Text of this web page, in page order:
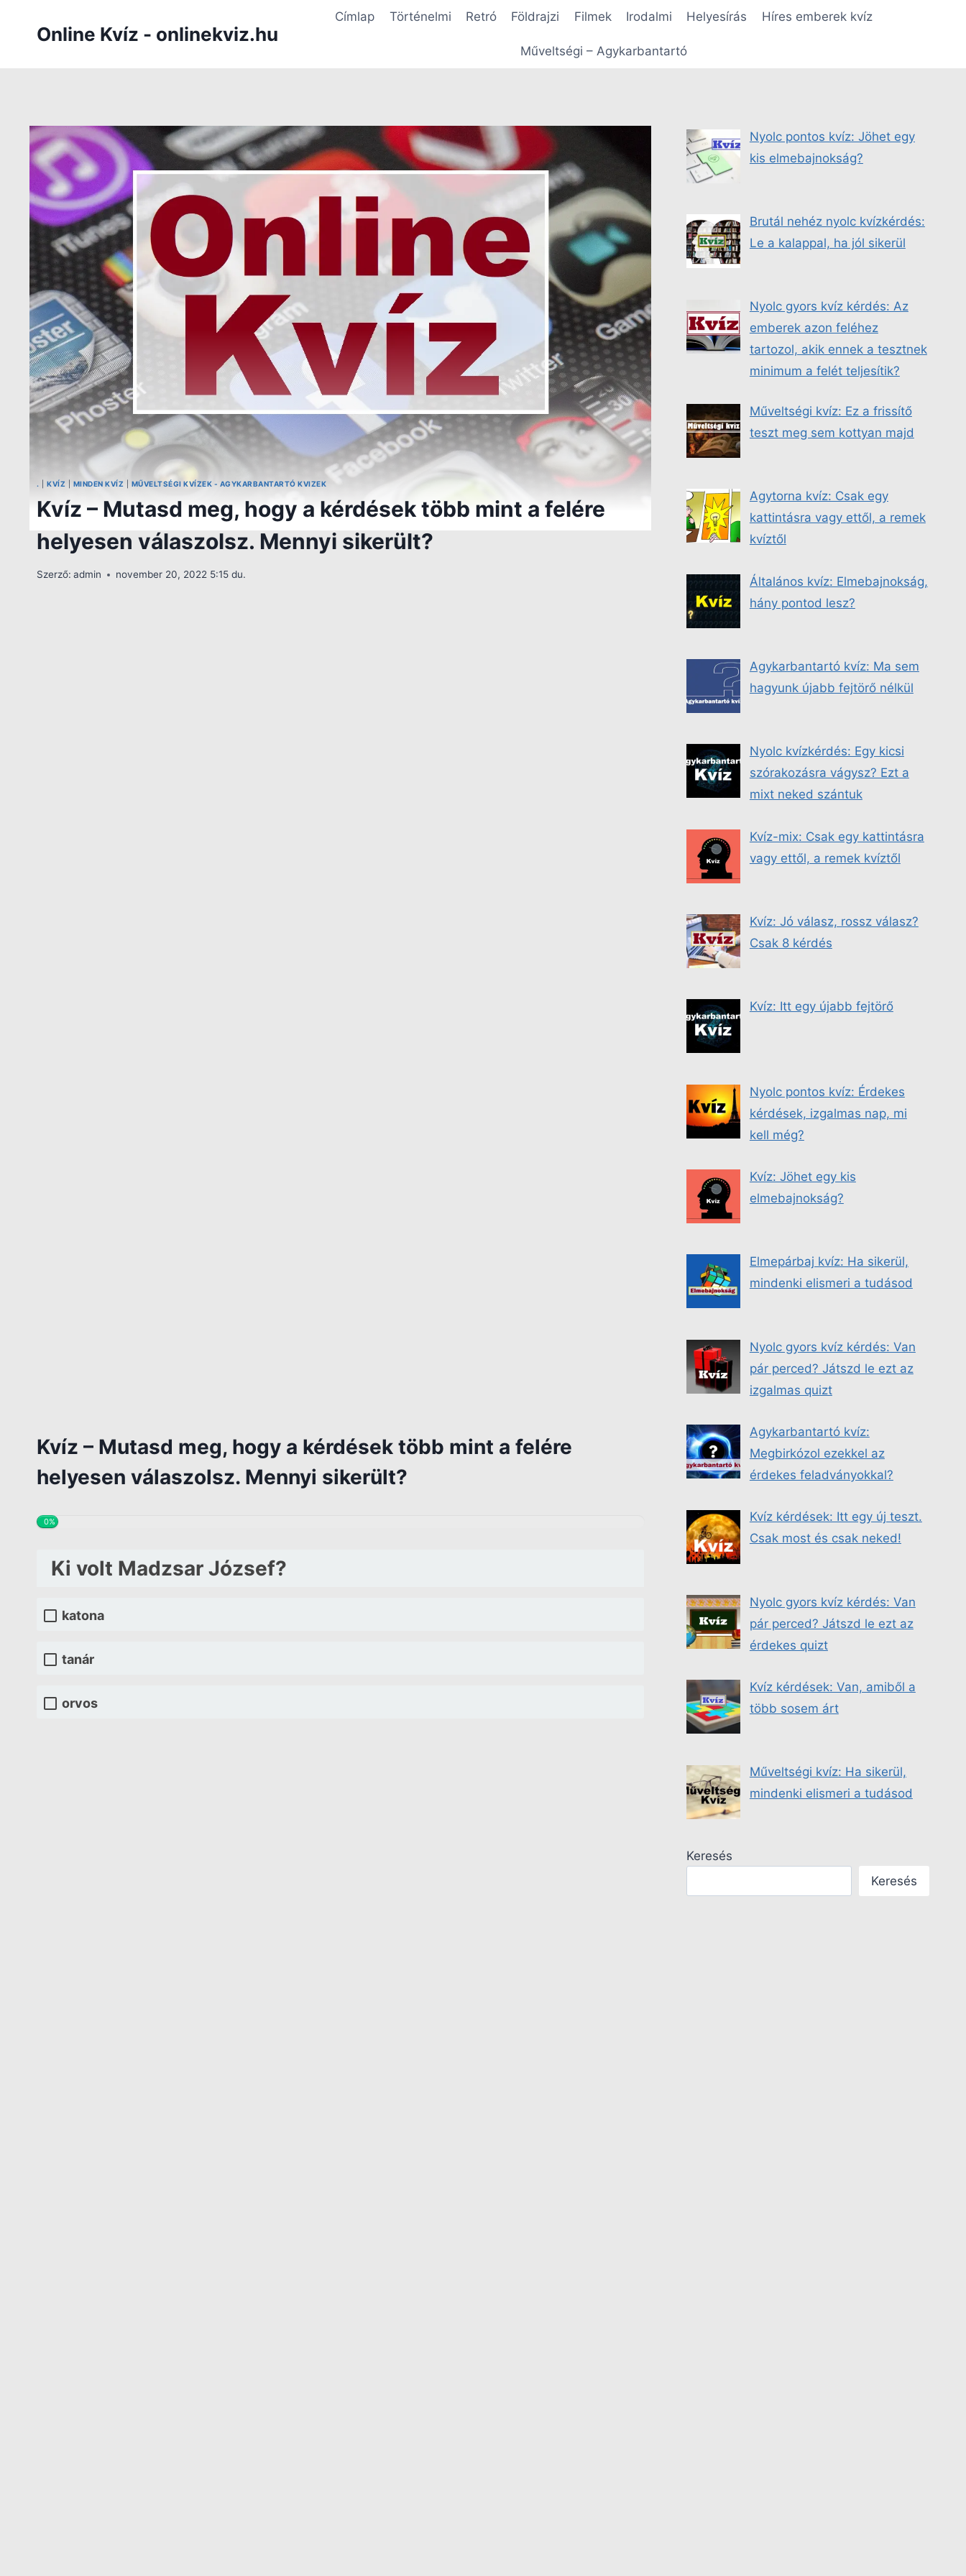
Online Kvíz - onlinekviz.hu
Címlap Történelmi Retró Földrajzi Filmek Irodalmi Helyesírás Híres emberek kvíz
Műveltségi – Agykarbantartó
. KVÍZ MINDEN KVÍZ MŰVELTSÉGI KVÍZEK - AGYKARBANTARTÓ KVIZEK
Kvíz – Mutasd meg, hogy a kérdések több mint a felére
helyesen válaszolsz. Mennyi sikerült?
Szerző: admin november 20, 2022 5:15 du.
Kvíz – Mutasd meg, hogy a kérdések több mint a felére
helyesen válaszolsz. Mennyi sikerült?
0%
Ki volt Madzsar József?
katona
tanár
orvos
Nyolc pontos kvíz: Jöhet egy
kis elmebajnokság?
Brutál nehéz nyolc kvízkérdés:
Le a kalappal, ha jól sikerül
Nyolc gyors kvíz kérdés: Az
emberek azon feléhez
tartozol, akik ennek a tesztnek
minimum a felét teljesítik?
Műveltségi kvíz: Ez a frissítő
teszt meg sem kottyan majd
Agytorna kvíz: Csak egy
kattintásra vagy ettől, a remek
kvíztől
Általános kvíz: Elmebajnokság,
hány pontod lesz?
Agykarbantartó kvíz: Ma sem
hagyunk újabb fejtörő nélkül
Nyolc kvízkérdés: Egy kicsi
szórakozásra vágysz? Ezt a
mixt neked szántuk
Kvíz-mix: Csak egy kattintásra
vagy ettől, a remek kvíztől
Kvíz: Jó válasz, rossz válasz?
Csak 8 kérdés
Kvíz: Itt egy újabb fejtörő
Nyolc pontos kvíz: Érdekes
kérdések, izgalmas nap, mi
kell még?
Kvíz: Jöhet egy kis
elmebajnokság?
Elmepárbaj kvíz: Ha sikerül,
mindenki elismeri a tudásod
Nyolc gyors kvíz kérdés: Van
pár perced? Játszd le ezt az
izgalmas quizt
Agykarbantartó kvíz:
Megbirkózol ezekkel az
érdekes feladványokkal?
Kvíz kérdések: Itt egy új teszt.
Csak most és csak neked!
Nyolc gyors kvíz kérdés: Van
pár perced? Játszd le ezt az
érdekes quizt
Kvíz kérdések: Van, amiből a
több sosem árt
Műveltségi kvíz: Ha sikerül,
mindenki elismeri a tudásod
Keresés
Keresés